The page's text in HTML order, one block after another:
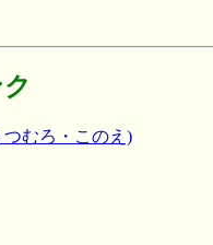
むろ・このえ)